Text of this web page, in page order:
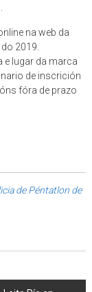
na web da
2019.
e lugar da marca
de inscrición
fóra de prazo
de Péntatlon de